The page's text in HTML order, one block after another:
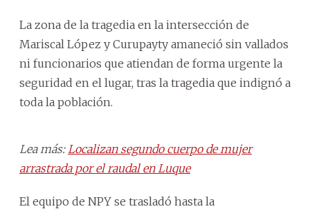
La zona de la tragedia en la intersección de
Mariscal López y Curupayty amaneció sin vallados
ni funcionarios que atiendan de forma urgente la
seguridad en el lugar, tras la tragedia que indignó a
toda la población.
Lea más: Localizan segundo cuerpo de mujer
arrastrada por el raudal en Luque
El equipo de NPY se trasladó hasta la